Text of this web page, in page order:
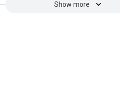
Show more